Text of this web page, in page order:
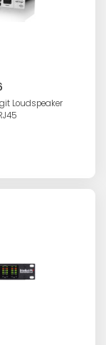
Loudspeaker